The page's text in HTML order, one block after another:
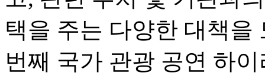
택을 주는 다양한 대책을
번째 국가 관광 공연 하